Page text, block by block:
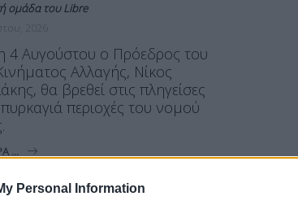
Personal Information
ομάδα του Libre
4 Αυγούστου ο Πρόεδρος του
Αλλαγής, Νίκος
θα βρεθεί στις πληγείσες
περιοχές του νομού
...